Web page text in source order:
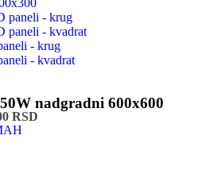
paneli - krug
paneli - kvadrat
- krug
- kvadrat
nadgradni 600x600
RSD